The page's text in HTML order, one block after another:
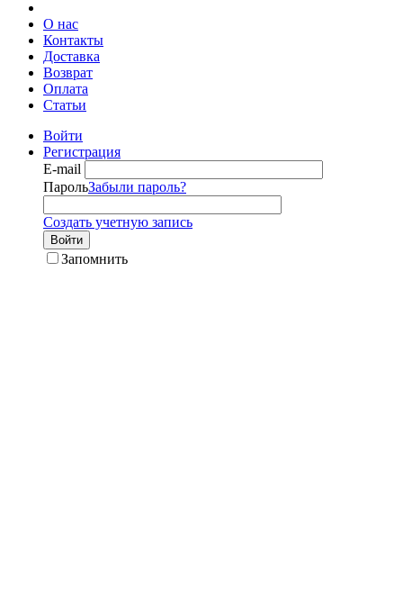
О нас
Контакты
Доставка
Возврат
Оплата
Статьи
Войти
Регистрация
E-mail
ПарольЗабыли пароль?
Создать учетную запись
Войти
Запомнить